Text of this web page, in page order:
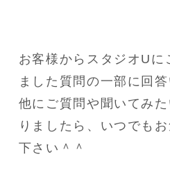
お客様からスタジオUに
ました質問の一部に回答
他にご質問や聞いてみ
りましたら、いつでも
下さい＾＾